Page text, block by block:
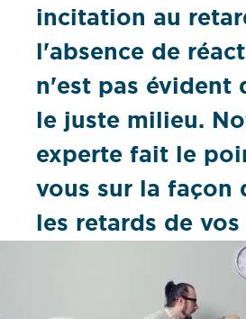
incitation au
l'absence de
n'est pas évident
le juste milieu.
experte fait le
vous sur la façon
les retards de vos